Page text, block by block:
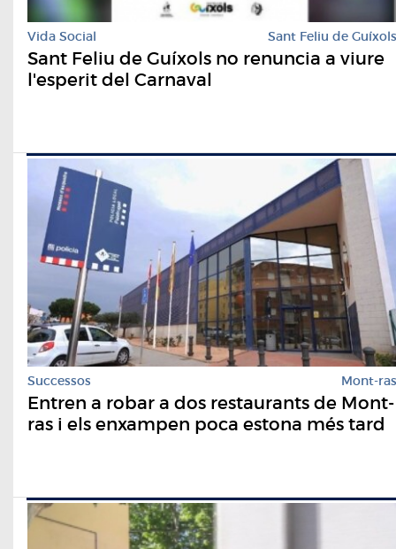
Vida Social Sant Feliu de Guíxols
Sant Feliu de Guíxols no renuncia a viure
l'esperit del Carnaval
Successos Mont-ras
Entren a robar a dos restaurants de Mont-
ras i els enxampen poca estona més tard